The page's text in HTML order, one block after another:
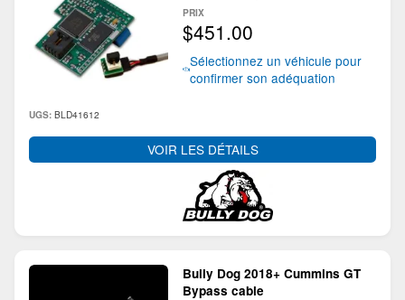
Sélectionnez un véhicule pour
confirmer son adéquation
PRIX
$451.00
UGS: BLD41612
VOIR LES DÉTAILS
Bully Dog 2018+ Cummins GT
Bypass cable